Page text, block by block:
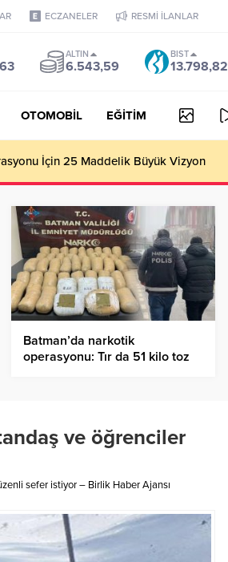
ECZANELER RESMİ İLANLAR
ALTIN
6.543,59
BIST
13.798,82
OTOMOBİL EĞİTİM
İçin 25 Maddelik Büyük Vizyon
Batman’da narkotik
operasyonu: Tır da 51 kilo toz
ve öğrenciler
sefer istiyor – Birlik Haber Ajansı